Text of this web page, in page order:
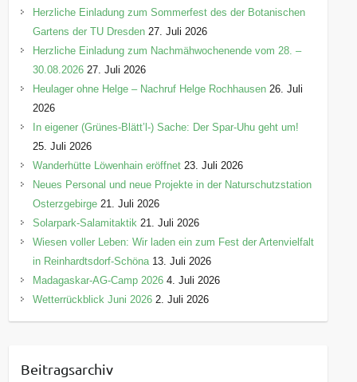
Herzliche Einladung zum Sommerfest des der Botanischen
Gartens der TU Dresden 27. Juli 2026
Herzliche Einladung zum Nachmähwochenende vom 28. –
30.08.2026 27. Juli 2026
Heulager ohne Helge – Nachruf Helge Rochhausen 26. Juli
2026
In eigener (Grünes-Blätt’l-) Sache: Der Spar-Uhu geht um!
25. Juli 2026
Wanderhütte Löwenhain eröffnet 23. Juli 2026
Neues Personal und neue Projekte in der Naturschutzstation
Osterzgebirge 21. Juli 2026
Solarpark-Salamitaktik 21. Juli 2026
Wiesen voller Leben: Wir laden ein zum Fest der Artenvielfalt
in Reinhardtsdorf-Schöna 13. Juli 2026
Madagaskar-AG-Camp 2026 4. Juli 2026
Wetterrückblick Juni 2026 2. Juli 2026
Beitragsarchiv